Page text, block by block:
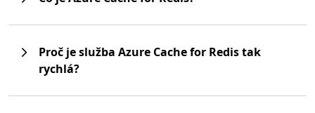
Proč je služba Azure Cache for Redis tak
rychlá?